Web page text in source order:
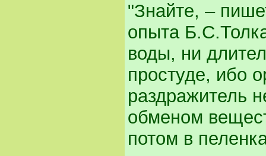
"Знайте, –
опыта
воды, ни
простуде, ибо
раздражитель
обменом
потом в